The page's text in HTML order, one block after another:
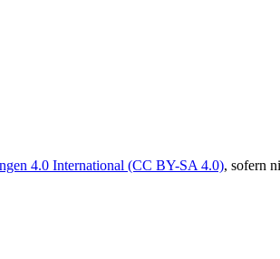
4.0 International (CC BY-SA 4.0), sofern